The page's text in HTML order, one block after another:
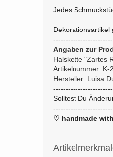
Jedes
Dekorationsartikel
Angaben zur
Halskette "Zartes
Artikelnummer: K-
Hersteller: Luisa
Solltest Du
♡ handmade